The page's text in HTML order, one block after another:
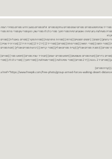
ספרים יד שניה ספרים משומשים ספרים חדשים ספרים יד 2 מכירת ספרים יד שניה ספרי יד שניהחיפוש ספרים ספרים ישנים ספרים עתיקים ספרים זולים ספרים במצב חדש ספרים במחירי רצפה
במבצע ספרים יד 2 ברמת גן ספרים יד 2 ביבנה יד 2 ספרים ספרי פסיכולוגיה ספריה סוציולוגיה ביוגרפיות ו אוטוביוגרפיות ספרי חינוך ספרי כלכלה ספרי שוק ההון ספרי עיון ספרי פרוזה ספרי
ביטחון] [רומנים] [רומנים רומנטיים] [פרוזה] [ספרות מתורגמת] [ספרות מקור] [ספרים באנגלית] [ספרים
חדשים מהחנות] [ספרים מומלצים] [ספרי בישול] [ספרי עידן חדש] [ספרי עסקים] [ספרי מורשת] [מחזות] [ספרי שירה] [ספרי בריאות] [ספרי תזונה] [ספרי רפואה] [ספרי מתח] [ספרים] [ספרי יד 2[ [יד 2 יד 2[ [מכירת יד 2[ [מכירת יד שנייה]
יד 2[ [ספר] [ספרים יד 2[ [הזמנת ספרים] [יד 2 ספרים] [ספרים בזול] [אתר ספרים] [הזמנת ספרים אונליין] [קניית ספרים אונליין] [ספרי קריאה] [רכישת ספרים אונליין] [חנות ספרים
נדירים] [חנות ספרים משומשים] [חיפוש ספרים ישנים] [חנות יד שניה ספרים] [חיפוש ספר] [ספרים]
[חנות ספרים זולים] [ספרים חדשים] [ספרים במחירי רצפה] [ספרים במשלוח חינם] [ספרים במשלוח עד הבית] [ספרים יד 2 ברמת גן] [ספרים יד 2 ביבנה] [יד 2 ספרים] [ספרי פסיכולוגיה] [ספרי סוציולוגיה] [ספרי חינוך] [ספרי כלכלה] [ספרי
[קניית ספרים]
<a href="https://www.freepik.com/free-photo/group-armed-forces-walking-desert-